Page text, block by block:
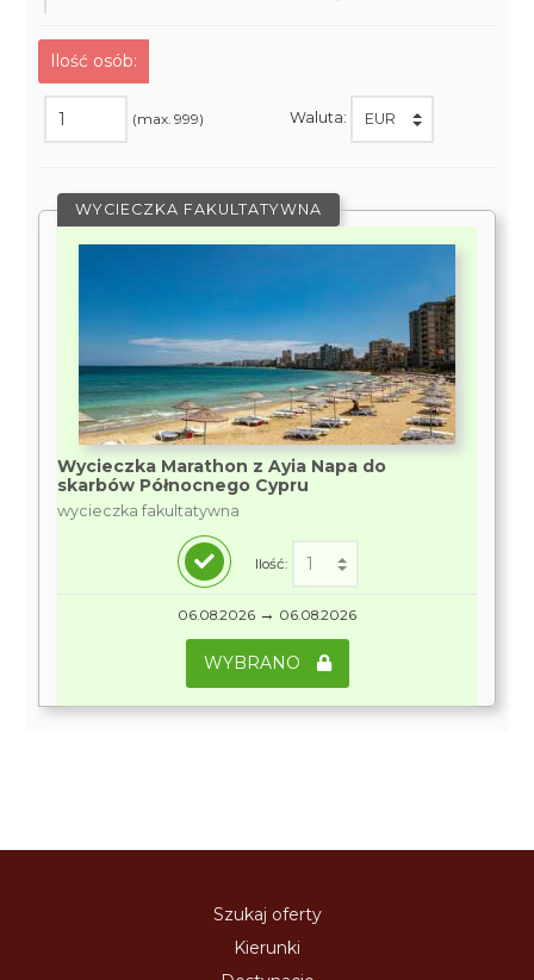
Ilość osób:
(max. 999) Waluta:
WYCIECZKA FAKULTATYWNA
Wycieczka Marathon z Ayia Napa do
skarbów Północnego Cypru
wycieczka fakultatywna
Ilość:
06.08.2026 → 06.08.2026
WYBRANO
Szukaj oferty
Kierunki